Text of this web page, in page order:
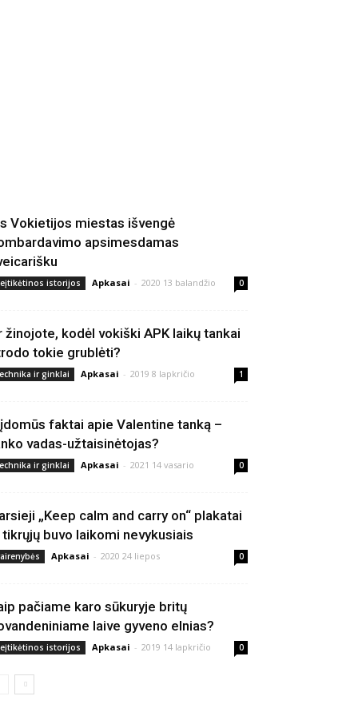
Vokietijos miestas išvengė
apsimesdamas
istorijos Apkasai - 2020 13 balandžio 0
žinojote, kodėl vokiški APK laikų tankai
tokie grublėti?
ir ginklai Apkasai - 2019 8 lapkričio 1
faktai apie Valentine tanką –
vadas-užtaisinėtojas?
ir ginklai Apkasai - 2021 14 vasario 0
„Keep calm and carry on“ plakatai
tikrųjų buvo laikomi nevykusiais
Apkasai - 2020 24 liepos 0
pačiame karo sūkuryje britų
laive gyveno elnias?
istorijos Apkasai - 2019 14 lapkričio 0